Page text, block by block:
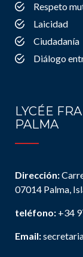
Respeto
Laicidad
Ciudadanía
Diálogo
LYCÉE
PALMA
Dirección:
07014 Palma,
teléfono: +34
Email: